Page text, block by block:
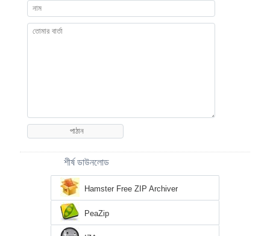
শীর্ষ ডাউনলোড
Hamster Free ZIP Archiver
PeaZip